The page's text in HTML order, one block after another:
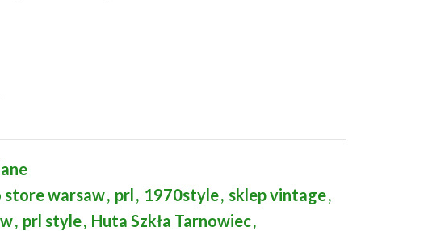
warsaw, prl, 1970style, sklep vintage,
, prl style, Huta Szkła Tarnowiec,